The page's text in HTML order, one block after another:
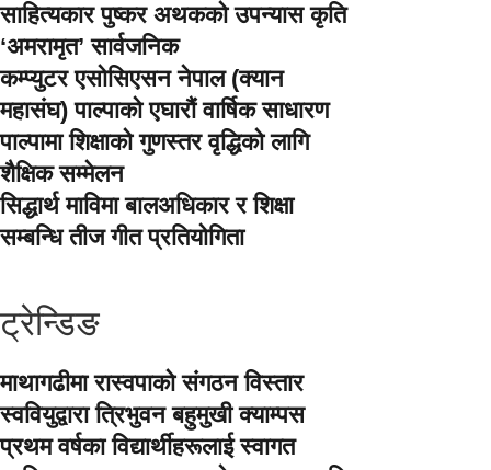
साहित्यकार पुष्कर अथकको उपन्यास कृति
‘अमरामृत’ सार्वजनिक
कम्प्युटर एसोसिएसन नेपाल (क्यान
महासंघ) पाल्पाको एघारौं वार्षिक साधारण
पाल्पामा शिक्षाको गुणस्तर वृद्धिको लागि
शैक्षिक सम्मेलन
सिद्धार्थ माविमा बालअधिकार र शिक्षा
सम्बन्धि तीज गीत प्रतियोगिता
ट्रेन्डिङ
माथागढीमा रास्वपाको संगठन विस्तार
स्ववियुद्वारा त्रिभुवन बहुमुखी क्याम्पस
प्रथम वर्षका विद्यार्थीहरूलाई स्वागत